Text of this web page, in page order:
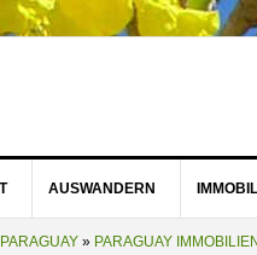
AUSWANDERN
» PARAGUAY IMMOBILIEN